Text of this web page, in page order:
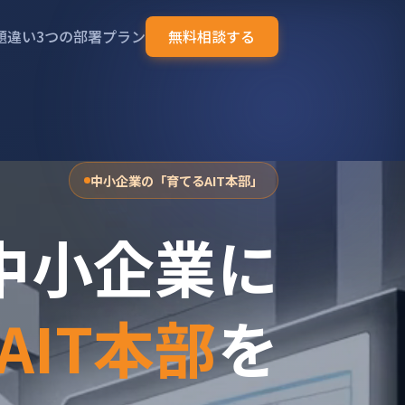
違い3つの部署プラン 無料相談する
中小企業の「育てるAIT本部」
小企業に
本部を